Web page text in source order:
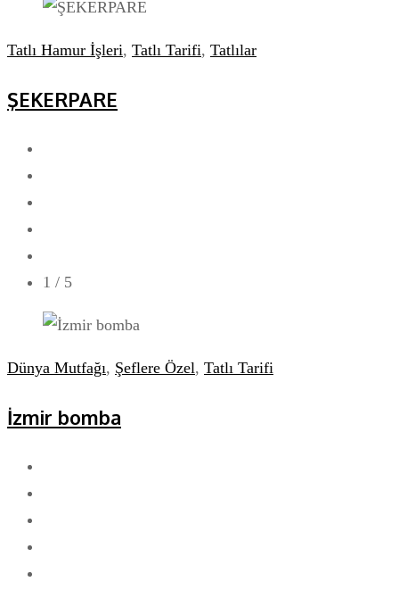
Tatlı Hamur İşleri, Tatlı Tarifi, Tatlılar
ŞEKERPARE
1 / 5
Dünya Mutfağı, Şeflere Özel, Tatlı Tarifi
İzmir bomba